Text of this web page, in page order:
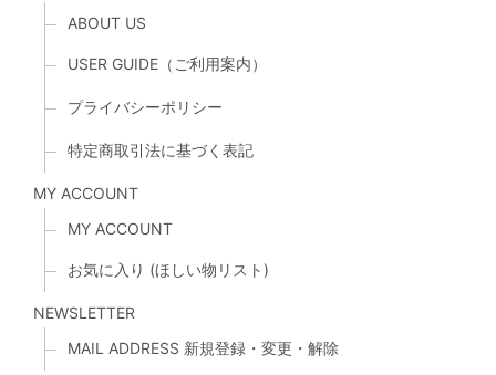
ABOUT US
USER GUIDE（ご利用案内）
プライバシーポリシー
特定商取引法に基づく表記
MY ACCOUNT
MY ACCOUNT
お気に入り (ほしい物リスト)
NEWSLETTER
MAIL ADDRESS 新規登録・変更・解除